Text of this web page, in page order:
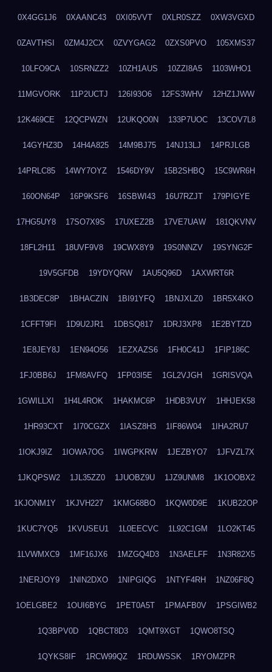
0X4GG1J6 0XAANC43 0XI05VVT 0XLR0SZZ 0XW3VGXD
0ZAVTHSI 0ZM4J2CX 0ZVYGAG2 0ZXS0PVO 105XMS37
10LFO9CA 10SRNZZ2 10ZH1AUS 10ZZI8A5 1103WHO1
11MGVORK 11P2UCTJ 126I93O6 12FS3WHV 12HZ1JWW
12K469CE 12QCPWZN 12UKQO0N 133P7UOC 13COV7L8
14GYHZ3D 14H4A825 14M9BJ75 14NJ13LJ 14PRJLGB
14PRLC85 14WY7OYZ 1546DY9V 15B2SHBQ 15C9WR6H
160ON64P 16P9KSF6 16SBWI43 16U7RZJT 179PIGYE
17HG5UY8 17SO7X9S 17UXEZ2B 17VE7UAW 181QKVNV
18FL2H11 18UVF9V8 19CWX8Y9 19S0NNZV 19SYNG2F
19V5GFDB 19YDYQRW 1AU5Q96D 1AXWRT6R
1B3DEC8P 1BHACZIN 1BI91YFQ 1BNJXLZ0 1BR5X4KO
1CFFT9FI 1D9U2JR1 1DBSQ817 1DRJ3XP8 1E2BYTZD
1E8JEY8J 1EN94O56 1EZXAZS6 1FH0C41J 1FIP186C
1FJ0BB6J 1FM8AVFQ 1FP03I5E 1GL2VJGH 1GRISVQA
1GWILLXI 1H4L4ROK 1HAKMC6P 1HDB3VUY 1HHJEK58
1HR93CXT 1I70CGZX 1IASZ8H3 1IF86W04 1IHA2RU7
1IOKJ9IZ 1IOWA7OG 1IWGPKRW 1JEZBYO7 1JFVZL7X
1JKQPSW2 1JL35ZZ0 1JUOBZ9U 1JZ9UNM8 1K1OOBX2
1KJONM1Y 1KJVH227 1KMG68BO 1KQW0D9E 1KUB22OP
1KUC7YQ5 1KVUSEU1 1L0EECVC 1L92C1GM 1LO2KT45
1LVWMXC9 1MF16JX6 1MZGQ4D3 1N3AELFF 1N3R82X5
1NERJOY9 1NIN2DXO 1NIPGIQG 1NTYF4RH 1NZ06F8Q
1OELGBE2 1OUI6BYG 1PET0A5T 1PMAFB0V 1PSGIWB2
1Q3BPV0D 1QBCT8D3 1QMT9XGT 1QWO8TSQ
1QYKS8IF 1RCW99QZ 1RDUWSSK 1RYOMZPR